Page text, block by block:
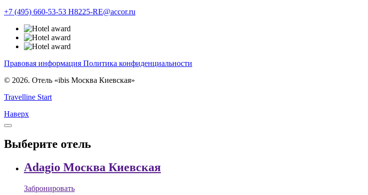
+7 (495) 660-53-53 H8225-RE@accor.ru
Правовая информация Политика конфиденциальности
© 2026. Отель «ibis Москва Киевская»
Travelline Start
Наверх
Выберите отель
Adagio Москва Киевская
Забронировать